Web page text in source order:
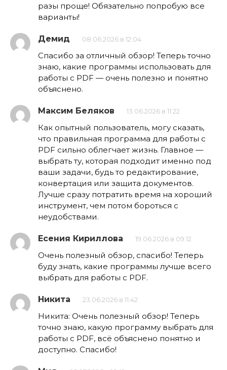
разы проще! Обязательно попробую все
варианты!
Демид 08.06.2026 в 12:04
Спасибо за отличный обзор! Теперь точно
знаю, какие программы использовать для
работы с PDF — очень полезно и понятно
объяснено.
Максим Беляков 13.06.2026 в 11:22
Как опытный пользователь, могу сказать,
что правильная программа для работы с
PDF сильно облегчает жизнь. Главное —
выбрать ту, которая подходит именно под
ваши задачи, будь то редактирование,
конвертация или защита документов.
Лучше сразу потратить время на хороший
инструмент, чем потом бороться с
неудобствами.
Есения Кириллова 19.06.2026 в 09:12
Очень полезный обзор, спасибо! Теперь
буду знать, какие программы лучше всего
выбрать для работы с PDF.
Никита 23.06.2026 в 11:42
Никита: Очень полезный обзор! Теперь
точно знаю, какую программу выбрать для
работы с PDF, всё объяснено понятно и
доступно. Спасибо!